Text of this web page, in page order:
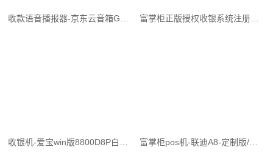
收款语音播报器-京东云音箱GS01 富掌柜正版授权收银系统注册指南(适用多行业)
富掌柜pos机-联迪A8-定制版/优雅蓝